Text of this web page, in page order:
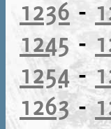
1236 -
1245 -
1254-
1263-